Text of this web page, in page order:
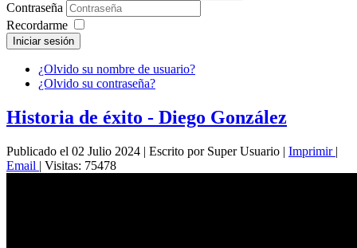
Contraseña
Recordarme
Iniciar sesión
¿Olvido su nombre de usuario?
¿Olvido su contraseña?
Historia de éxito - Diego González
Publicado el 02 Julio 2024 | Escrito por Super Usuario | Imprimir |
Email | Visitas: 75478